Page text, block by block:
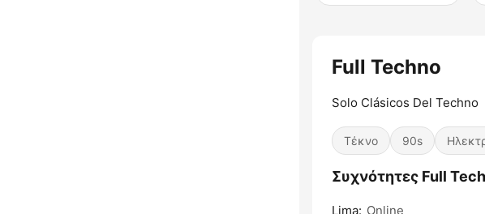
Full Techno
Solo Clásicos Del Techno
Τέκνο 90s
Συχνότητες Full
Lima: Online